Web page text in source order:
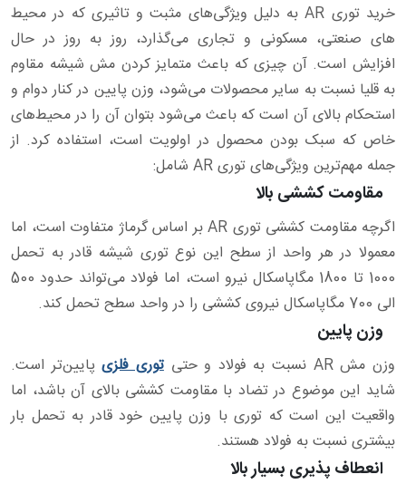
خرید توری AR به دلیل ویژگی‌های مثبت و تاثیری که در محیط‌
های صنعتی، مسکونی و تجاری می‌گذارد، روز به روز در حال
افزایش است. آن چیزی که باعث متمایز کردن مش شیشه مقاوم
به قلیا نسبت به سایر محصولات می‌شود، وزن پایین در کنار دوام و
استحکام بالای آن است که باعث می‌شود بتوان آن را در محیط‌های
خاص که سبک بودن محصول در اولویت است، استفاده کرد. از
جمله مهم‌ترین ویژگی‌های توری AR شامل:
مقاومت کششی بالا
اگرچه مقاومت کششی توری AR بر اساس گرماژ متفاوت است، اما
معمولا در هر واحد از سطح این نوع توری شیشه قادر به تحمل
1000 تا 1800 مگاپاسکال نیرو است، اما فولاد می‌تواند حدود 500
الی 700 مگاپاسکال نیروی کششی را در واحد سطح تحمل کند.
وزن پایین
وزن مش AR نسبت به فولاد و حتی توری فلزیپایین‌تر است.
شاید این موضوع در تضاد با مقاومت کششی بالای آن باشد، اما
واقعیت این است که توری با وزن پایین خود قادر به تحمل بار
بیشتری نسبت به فولاد هستند.
انعطاف پذیری بسیار بالا